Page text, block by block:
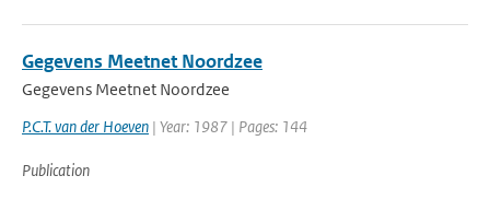
Gegevens Meetnet Noordzee
Gegevens Meetnet Noordzee
P.C.T. van der Hoeven | Year: 1987 | Pages: 144
Publication